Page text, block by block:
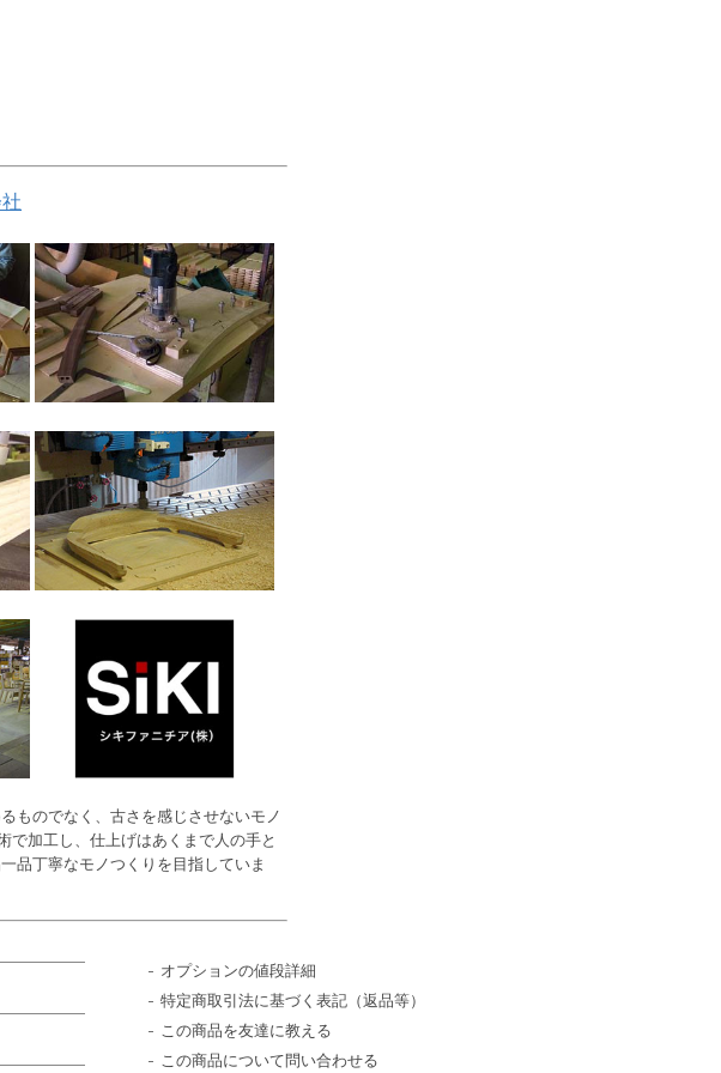
ものでなく、古さを感じさせないモノ
で加工し、仕上げはあくまで人の手と
品丁寧なモノつくりを目指していま
オプションの値段詳細
特定商取引法に基づく表記（返品等）
この商品を友達に教える
この商品について問い合わせる